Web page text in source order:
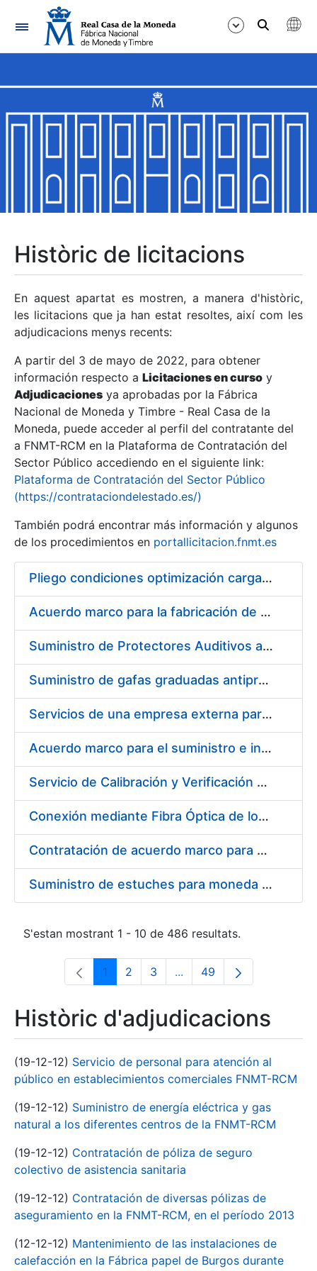
Navegació
Mostra/Amaga
Mostra/Amaga
Mostra/Amaga
Mostra/Amaga
Mostra/Amaga
Mostra/Amaga
Històric de licitacions
En aquest apartat es mostren, a manera d'històric,
les licitacions que ja han estat resoltes, així com les
adjudicacions menys recents:
A partir del 3 de mayo de 2022, para obtener
información respecto a Licitaciones en curso y
Adjudicaciones ya aprobadas por la Fábrica
Nacional de Moneda y Timbre - Real Casa de la
Moneda, puede acceder al perfil del contratante del
a FNMT-RCM en la Plataforma de Contratación del
Sector Público accediendo en el siguiente link:
Plataforma de Contratación del Sector Público
(https://contrataciondelestado.es/)
También podrá encontrar más información y algunos
de los procedimientos en portallicitacion.fnmt.es
Pliego condiciones optimización cargas compras firmado
Acuerdo marco para la fabricación de piezas
Suministro de Protectores Auditivos a medida para las personas trabajadoras de los Centros de Trabajo de Madrid y Burgos
Suministro de gafas graduadas antiproyecciones para los trabajadores de la FNMT-RCM en los centros de trabajo de Madrid y Burgos
Servicios de una empresa externa para el asesoramiento y resolución de los recursos de alzada que se presentan relacionados con procesos de selección para la FNMT-RCM
Acuerdo marco para el suministro e instalación de persianas, estores y otros complementos
Servicio de Calibración y Verificación Externa de los Equipos de Medición del Servicio de Prevención de la FNMT-RCM
Conexión mediante Fibra Óptica de los Centros de Proceso de Datos (CPDs) de las sedes de la FNMT-RCM de Burgos y Madrid
Contratación de acuerdo marco para el Suministro de Material de Electricidad para la Fábrica Nacional de Moneda y Timbre-Real Casa de la Moneda en su centro de trabajo de Burgos
Suministro de estuches para moneda de 30 €
S'estan mostrant 1 - 10 de 486 resultats.
Pàgina
1 Pàgina
2 Pàgina
3 ...Pàgines intermèdies
Pàgina
49
Històric d'adjudicacions
(19-12-12) Servicio de personal para atención al
público en establecimientos comerciales FNMT-RCM
(19-12-12) Suministro de energía eléctrica y gas
natural a los diferentes centros de la FNMT-RCM
(19-12-12) Contratación de póliza de seguro
colectivo de asistencia sanitaria
(19-12-12) Contratación de diversas pólizas de
aseguramiento en la FNMT-RCM, en el período 2013
(12-12-12) Mantenimiento de las instalaciones de
calefacción en la Fábrica papel de Burgos durante